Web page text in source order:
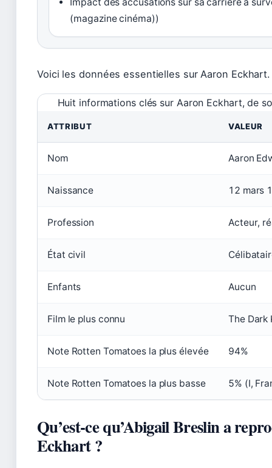
(magazine cinéma))
Voici les données essentielles sur Aaron Eckhart.
Huit informations clés sur Aaron Eckhart, de
ATTRIBUT VALEUR
Nom Aaron
Naissance 12 mars
Profession Acteur,
État civil
Enfants Aucun
Film le plus connu The
Note Rotten Tomatoes la plus élevée 94%
Note Rotten Tomatoes la plus basse 5% (I,
Qu’est-ce qu’Abigail Breslin a
Eckhart ?